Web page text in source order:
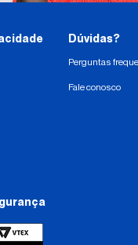
Dúvidas?
Perguntas
Fale conosco